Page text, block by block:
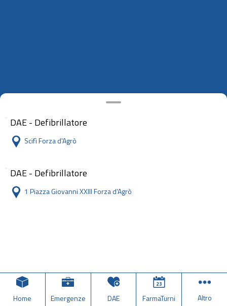
DAE - Defibrillatore
Scifì Forza d'Agrò
DAE - Defibrillatore
1 Piazza Giovanni XXIII Forza d'Agrò
Home Emergenze DAE FarmaTurni Altro